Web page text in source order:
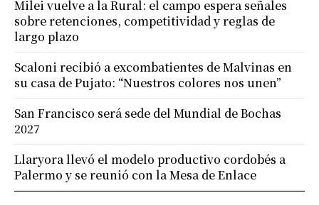
Milei vuelve a la Rural: el campo espera señales
sobre retenciones, competitividad y reglas de
largo plazo
Scaloni recibió a excombatientes de Malvinas en
su casa de Pujato: “Nuestros colores nos unen”
San Francisco será sede del Mundial de Bochas
2027
Llaryora llevó el modelo productivo cordobés a
Palermo y se reunió con la Mesa de Enlace